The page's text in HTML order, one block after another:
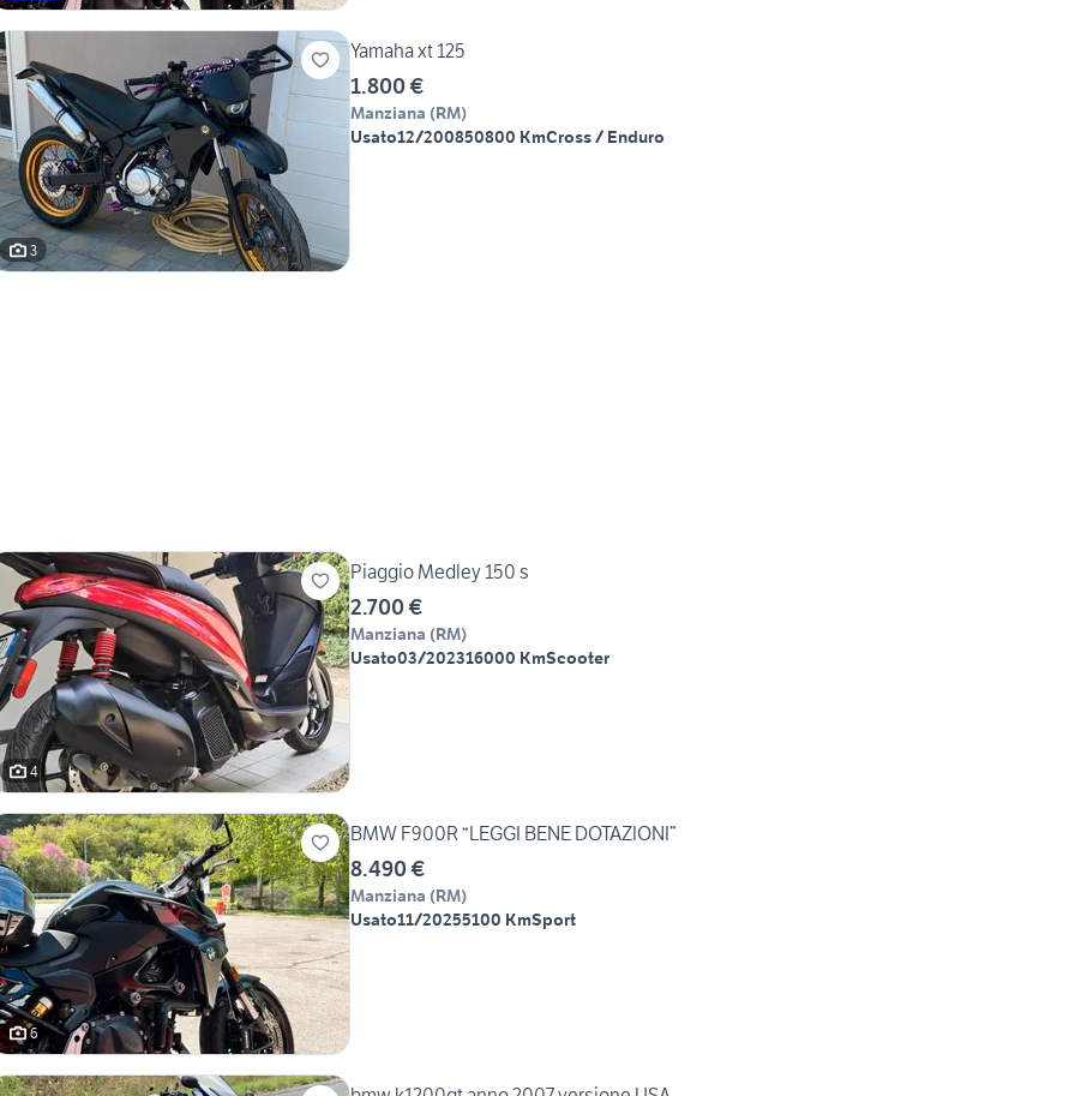
3
Yamaha xt 125
1.800 €
Manziana (RM)
Usato12/200850800 KmCross / Enduro
4
Piaggio Medley 150 s
2.700 €
Manziana (RM)
Usato03/202316000 KmScooter
6
BMW F900R “LEGGI BENE DOTAZIONI”
8.490 €
Manziana (RM)
Usato11/20255100 KmSport